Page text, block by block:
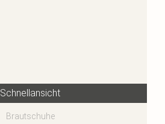
Schnellansicht
Brautschuhe